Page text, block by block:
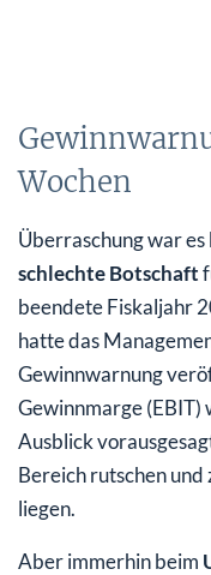
Wochen
Überraschung war es
schlechte Botschaft
beendete Fiskaljahr
hatte das
Gewinnwarnung
Gewinnmarge
Ausblick
Bereich rutschen und
liegen.
Aber immerhin beim